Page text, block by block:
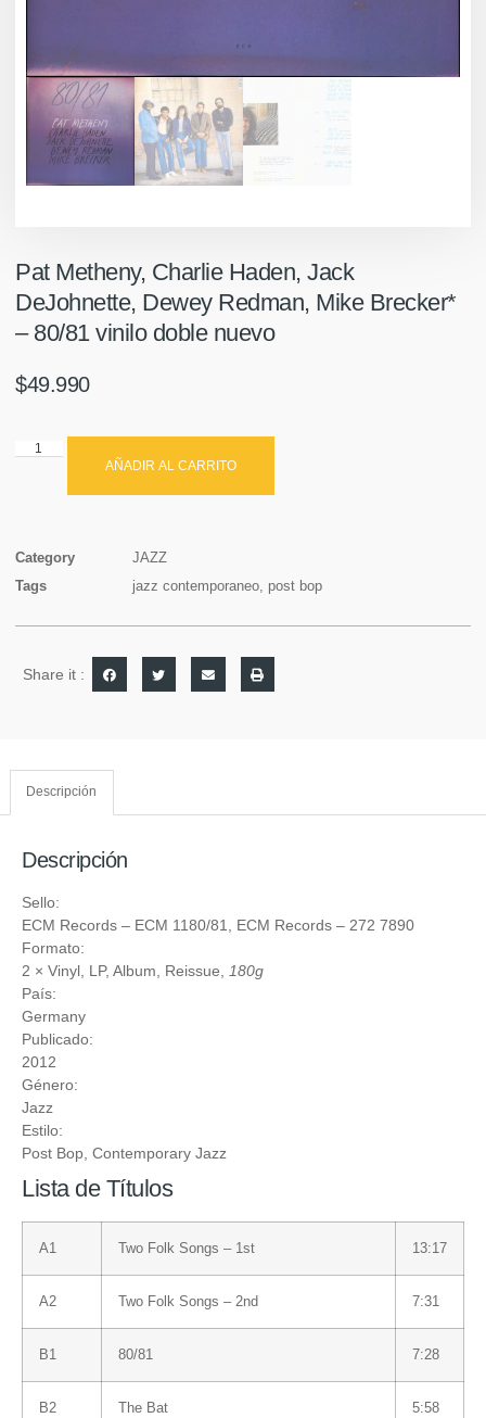
Pat Metheny, Charlie Haden, Jack
DeJohnette, Dewey Redman, Mike Brecker*
‎– 80/81 vinilo doble nuevo
$49.990
AÑADIR AL CARRITO
Category
JAZZ
Tags
jazz contemporaneo post bop
Share it :
Descripción
Descripción
Sello:
ECM Records ‎– ECM 1180/81, ECM Records ‎– 272 7890
Formato:
2 × Vinyl , LP, Album, Reissue,
180g
País:
Germany
Publicado:
2012
Género:
Jazz
Estilo:
Post Bop Contemporary Jazz
Lista de Títulos
A1 Two Folk Songs – 1st 13:17
A2 Two Folk Songs – 2nd 7:31
B1 80/81 7:28
B2 The Bat 5:58